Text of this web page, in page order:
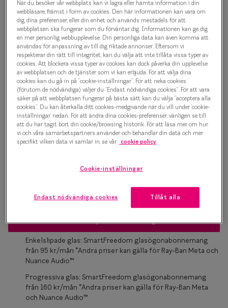
Olika
Taberg
Contemporary Crush 0IY1099
C01 Glasögonbåge
1 000 kr
Rosa
Bågstorlek
S
Enkelslipade glas: SmartFreedom glasögonabonnemang
från 95 kr/mån *Andra priser kan gälla för Ray-Ban Meta och
Nuance Audio™
Progressiva glas: SmartFreedom glasögonabonnemang
från 160 kr/mån *Andra priser kan gälla för Ray-Ban Meta
och Nuance Audio™
När du besöker vår webbplats kan vi lagra eller hämta information i din
webbläsare, främst i form av cookies. Den här informationen kan vara om
dig, dina preferenser, eller din enhet och används mestadels för att
webbplatsen ska fungerar som du förväntar dig. Informationen kan ge dig
en mer personlig webbupplevelse. Din personliga data kan även komma att
användas för anpassning av till dig riktade annonser. Eftersom vi
respekterar din rätt till integritet, kan du välja att inte tillåta vissa typer av
cookies. Att blockera vissa typer av cookies kan dock påverka din upplevelse
av webbplatsen och de tjänster som vi kan erbjuda. För att välja dina
cookies kan du gå in på ”cookie-inställningar”. För att neka cookies
(förutom de nödvändiga) väljer du ”Endast nödvändiga cookies”. För att vara
säker på att webbplatsen fungerar på bästa sätt kan du välja ”acceptera alla
cookies”. Du kan återkalla ditt cookies-medgivande när du vill under ’cookie-
inställningar’ nedan. För att ändra dina cookies-preferenser, vänligen se till
att du har tagit bort din cookie/browsing historik. För att läsa mer om hur
vi och våra samarbetspartners använder och behandlar din data och mer
specifikt vilken data vi samlar in, se vår cookie policy
Cookie-inställningar
Endast nödvändiga cookies Tillåt alla